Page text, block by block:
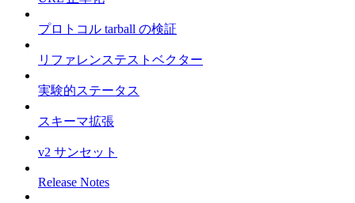
プロトコル tarball の検証
リファレンステストベクター
実験的ステータス
スキーマ拡張
v2 サンセット
Release Notes